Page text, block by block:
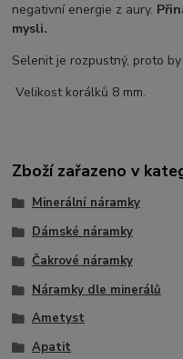
negativní energie z aury.
mysli.
Selenit je rozpustný, proto
Velikost korálků 8 mm.
Zboží zařazeno v
Minerální náramky
Dámské náramky
Čakrové náramky
Náramky dle minerálů
Ametyst
Apatit